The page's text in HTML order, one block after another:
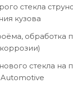
стекла
кузова
обработка
стекла на